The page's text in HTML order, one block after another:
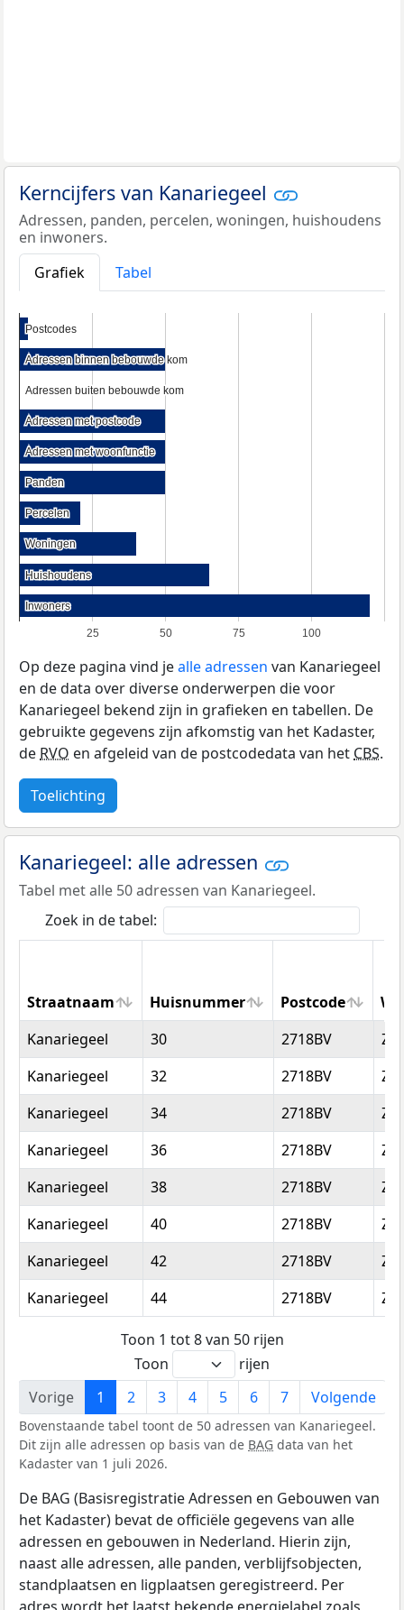
Kerncijfers van Kanariegeel
Adressen, panden, percelen, woningen, huishoudens
en inwoners.
Grafiek
Tabel
25 50 75 100
Postcodes
Postcodes
Adressen binnen bebouwde kom
Adressen binnen bebouwde kom
Adressen buiten bebouwde kom
Adressen buiten bebouwde kom
Adressen met postcode
Adressen met postcode
Adressen met woonfunctie
Adressen met woonfunctie
Panden
Panden
Percelen
Percelen
Woningen
Woningen
Huishoudens
Huishoudens
Inwoners
Inwoners
Op deze pagina vind jealle adressen van Kanariegeel
en de data over diverse onderwerpen die voor
Kanariegeel bekend zijn in grafieken en tabellen. De
gebruikte gegevens zijn afkomstig van het Kadaster,
deRVO en afgeleid van de postcodedata van hetCBS.
Toelichting
Kanariegeel: alle adressen
Tabel met alle 50 adressen van Kanariegeel.
Zoek in de tabel:
Straatnaam Huisnummer Postcode
Straatnaam
Huisnummer Postcode
Kanariegeel 30 2718BV
Kanariegeel
32 2718BV
Kanariegeel
34 2718BV
Kanariegeel
36 2718BV
Kanariegeel
38 2718BV
Kanariegeel
40 2718BV
Kanariegeel
42 2718BV
Kanariegeel
44 2718BV
Toon 1 tot 8 van 50 rijen
Toon
rijen
Vorige
1 2 3 4 5 6 7 Volgende
Bovenstaande tabel toont de 50 adressen van Kanariegeel.
Dit zijn alle adressen op basis van de BAG data van het
Kadaster van 1 juli 2026.
De BAG (Basisregistratie Adressen en Gebouwen van
het Kadaster) bevat de officiële gegevens van alle
adressen en gebouwen in Nederland. Hierin zijn,
naast alle adressen, alle panden, verblijfsobjecten,
standplaatsen en ligplaatsen geregistreerd. Per